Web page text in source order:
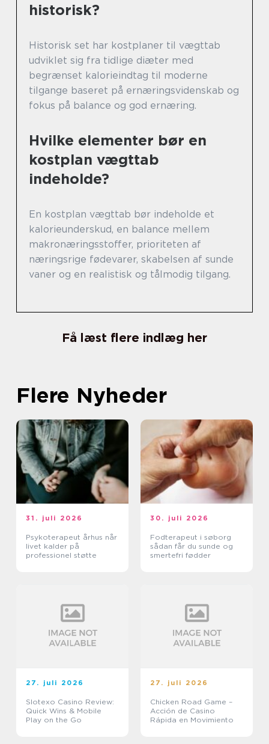
historisk?
Historisk set har kostplaner til vægttab
udviklet sig fra tidlige diæter med
begrænset kalorieindtag til moderne
tilgange baseret på ernæringsvidenskab og
fokus på balance og god ernæring.
Hvilke elementer bør en
kostplan vægttab
indeholde?
En kostplan vægttab bør indeholde et
kalorieunderskud, en balance mellem
makronæringsstoffer, prioriteten af
næringsrige fødevarer, skabelsen af sunde
vaner og en realistisk og tålmodig tilgang.
Få læst flere indlæg her
Flere Nyheder
31. juli 2026
Psykoterapeut århus når
livet kalder på
professionel støtte
30. juli 2026
Fodterapeut i søborg
sådan får du sunde og
smertefri fødder
27. juli 2026
Slotexo Casino Review:
Quick Wins & Mobile
Play on the Go
27. juli 2026
Chicken Road Game –
Acción de Casino
Rápida en Movimiento